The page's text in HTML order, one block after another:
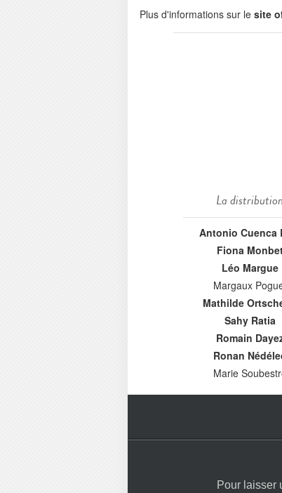
Plus d'informations sur le site
La distribution
Antonio Cuenca
Fiona
Léo Margue
Margaux
Mathilde
Sahy Ratia
Romain
Ronan
Marie
Pour laisser